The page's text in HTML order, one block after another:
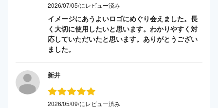
2026/07/05/にレビュー済み
イメージにあうよいロゴにめぐり会えました。長
く大切に使用したいと思います。わかりやすく対
応していただいたと思います。ありがとうござい
ました。
新井
2026/05/09/にレビュー済み